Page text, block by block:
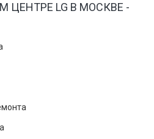
ЦЕНТРЕ LG В МОСКВЕ -